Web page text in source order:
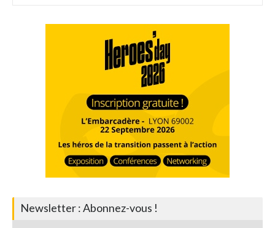
Newsletter : Abonnez-vous !